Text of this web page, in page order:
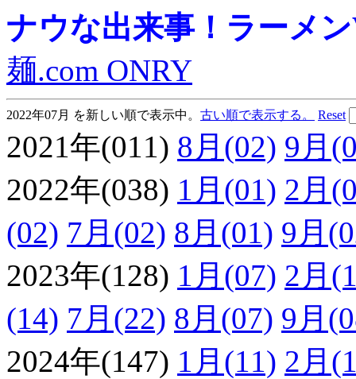
ナウな出来事！ラーメ
麺.com ONRY
2022年07月 を新しい順で表示中。 古い順で表示する。 Reset
2021年(011) 8月(02) 9月
2022年(038) 1月(01) 2月
(02) 7月(02) 8月(01) 9月
2023年(128) 1月(07) 2月
(14) 7月(22) 8月(07) 9月
2024年(147) 1月(11) 2月